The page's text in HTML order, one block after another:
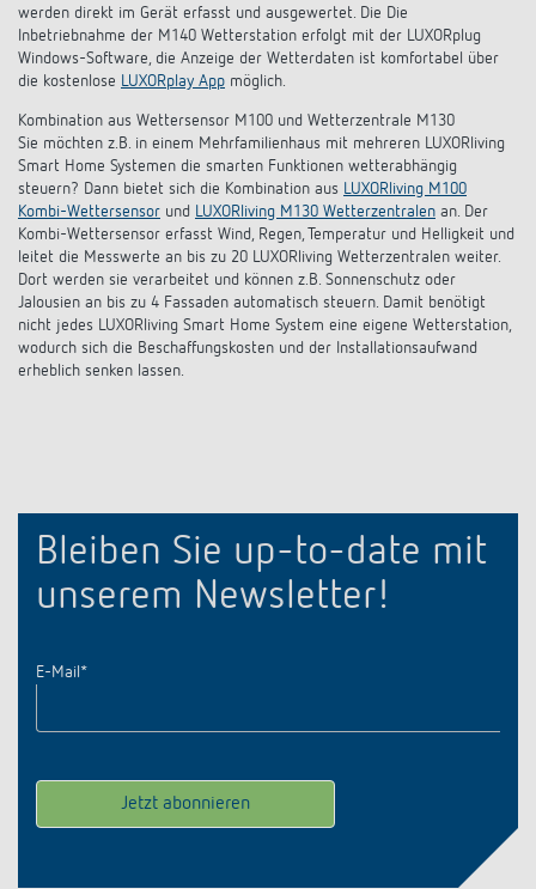
werden direkt im Gerät erfasst und ausgewertet. Die Die
Inbetriebnahme der M140 Wetterstation erfolgt mit der LUXORplug
Windows-Software, die Anzeige der Wetterdaten ist komfortabel über
die kostenlose LUXORplay App möglich.
Kombination aus Wettersensor M100 und Wetterzentrale M130
Sie möchten z.B. in einem Mehrfamilienhaus mit mehreren LUXORliving
Smart Home Systemen die smarten Funktionen wetterabhängig
steuern? Dann bietet sich die Kombination aus LUXORliving M100
Kombi-Wettersensor und LUXORliving M130 Wetterzentralen an. Der
Kombi-Wettersensor erfasst Wind, Regen, Temperatur und Helligkeit und
leitet die Messwerte an bis zu 20 LUXORliving Wetterzentralen weiter.
Dort werden sie verarbeitet und können z.B. Sonnenschutz oder
Jalousien an bis zu 4 Fassaden automatisch steuern. Damit benötigt
nicht jedes LUXORliving Smart Home System eine eigene Wetterstation,
wodurch sich die Beschaffungskosten und der Installationsaufwand
erheblich senken lassen.
Bleiben Sie up-to-date mit
unserem Newsletter!
E-Mail *